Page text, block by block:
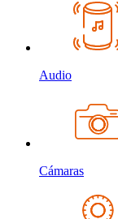
Audio
Cámaras